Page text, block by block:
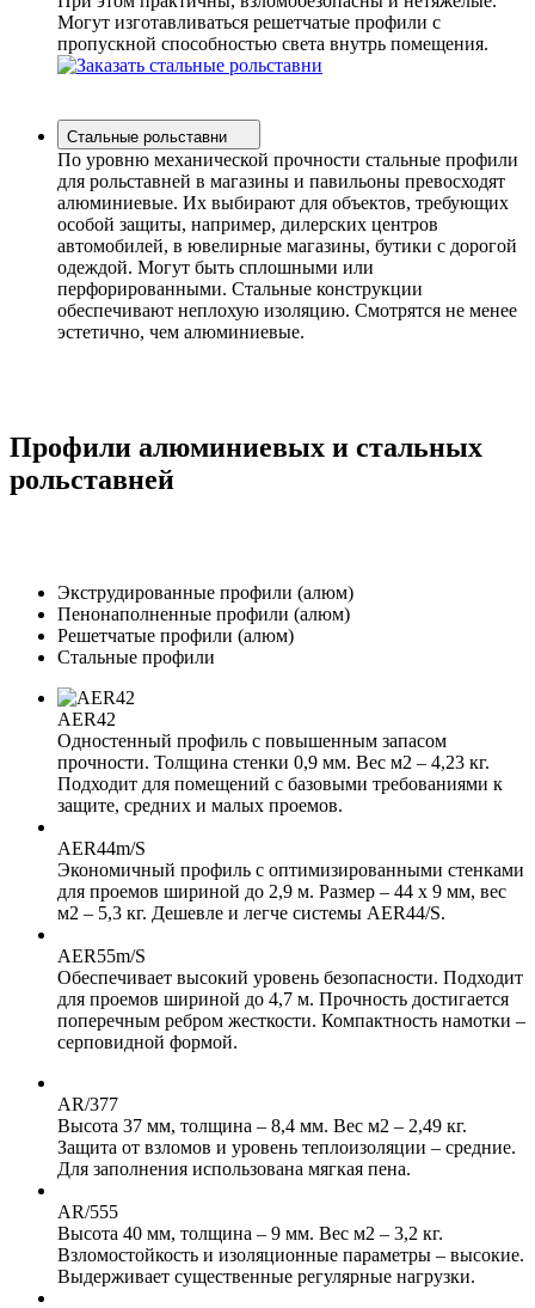
Могут изготавливаться решетчатые профили с
пропускной способностью света внутрь помещения.
Стальные рольставни
По уровню механической прочности стальные профили
для рольставней в магазины и павильоны превосходят
алюминиевые. Их выбирают для объектов, требующих
особой защиты, например, дилерских центров
автомобилей, в ювелирные магазины, бутики с дорогой
одеждой. Могут быть сплошными или
перфорированными. Стальные конструкции
обеспечивают неплохую изоляцию. Смотрятся не менее
эстетично, чем алюминиевые.
Профили алюминиевых и стальных
рольставней
Экструдированные профили (алюм)
Пенонаполненные профили (алюм)
Решетчатые профили (алюм)
Стальные профили
AER42
Одностенный профиль с повышенным запасом
прочности. Толщина стенки 0,9 мм. Вес м2 – 4,23 кг.
Подходит для помещений с базовыми требованиями к
защите, средних и малых проемов.
AER44m/S
Экономичный профиль с оптимизированными стенками
для проемов шириной до 2,9 м. Размер – 44 х 9 мм, вес
м2 – 5,3 кг. Дешевле и легче системы AER44/S.
AER55m/S
Обеспечивает высокий уровень безопасности. Подходит
для проемов шириной до 4,7 м. Прочность достигается
поперечным ребром жесткости. Компактность намотки –
серповидной формой.
AR/377
Высота 37 мм, толщина – 8,4 мм. Вес м2 – 2,49 кг.
Защита от взломов и уровень теплоизоляции – средние.
Для заполнения использована мягкая пена.
AR/555
Высота 40 мм, толщина – 9 мм. Вес м2 – 3,2 кг.
Взломостойкость и изоляционные параметры – высокие.
Выдерживает существенные регулярные нагрузки.